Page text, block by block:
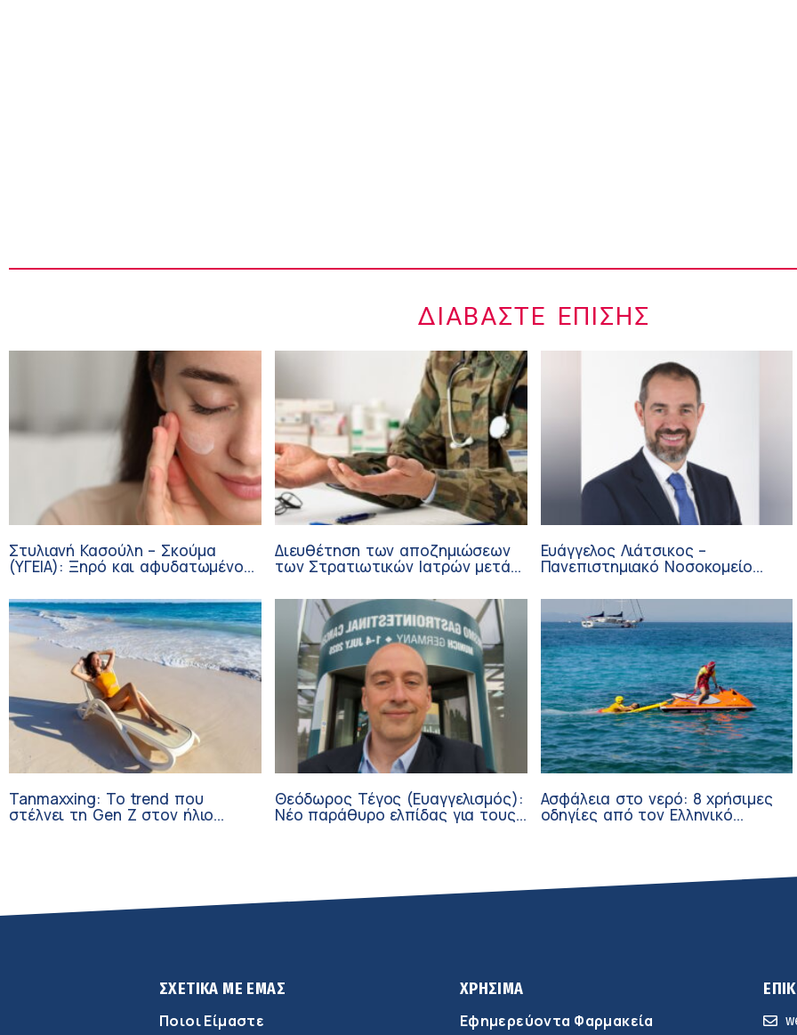
ΔΙΑΒΆΣΤΕ ΕΠΊΣΗΣ
Στυλιανή Κασούλη – Σκούμα
(ΥΓΕΙΑ): Ξηρό και αφυδατωμένο
Διευθέτηση των αποζημιώσεων
των Στρατιωτικών Ιατρών μετά
Ευάγγελος Λιάτσικος –
Πανεπιστημιακό Νοσοκομείο
Tanmaxxing: To trend που
στέλνει τη Gen Z στον ήλιο
Θεόδωρος Τέγος (Ευαγγελισμός):
Νέο παράθυρο ελπίδας για τους
Ασφάλεια στο νερό: 8 χρήσιμες
οδηγίες από τον Ελληνικό
ΣΧΕΤΙΚΑ ΜΕ ΕΜΑΣ
Ποιοι Είμαστε
ΧΡΗΣΙΜΑ
Εφημερεύοντα Φαρμακεία